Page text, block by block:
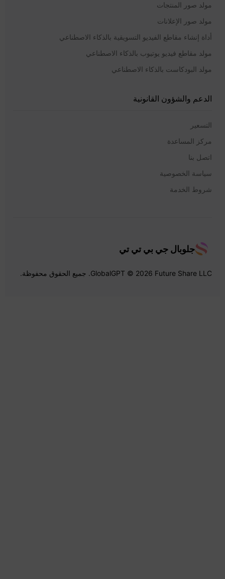
مولد صور المنتجات
مولد صور الإعلانات
أداة إنشاء مقاطع الفيديو التسويقية بالذكاء الاصطناعي
مولد مقاطع فيديو يوتيوب بالذكاء الاصطناعي
مولد البودكاست بالذكاء الاصطناعي
الدعم والشؤون القانونية
التسعير
مركز المساعدة
اتصل بنا
سياسة الخصوصية
شروط الخدمة
جلوبال جي بي تي تي
GlobalGPT © 2026 Future Share LLC. جميع الحقوق محفوظة.